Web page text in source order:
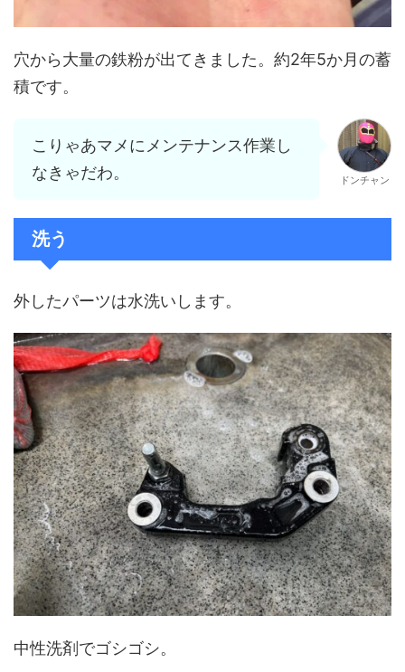
穴から大量の鉄粉が出てきました。約2年5か月の蓄
積です。
こりゃあマメにメンテナンス作業し
なきゃだわ。
ドンチャン
洗う
外したパーツは水洗いします。
中性洗剤でゴシゴシ。